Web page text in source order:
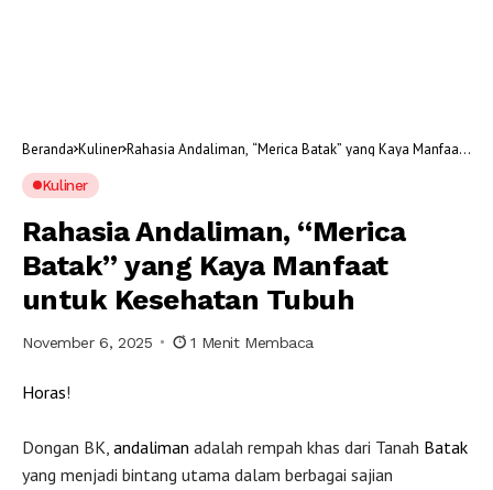
Beranda Kuliner Rahasia Andaliman, “Merica Batak” yang Kaya Manfaat
Kuliner
Rahasia Andaliman, “Merica
Batak” yang Kaya Manfaat
untuk Kesehatan Tubuh
November 6, 2025 1 Menit Membaca
Horas!
Dongan BK, andaliman adalah rempah khas dari Tanah Batak
yang menjadi bintang utama dalam berbagai sajian